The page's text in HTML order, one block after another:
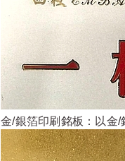
金/銀箔印刷銘板：以金